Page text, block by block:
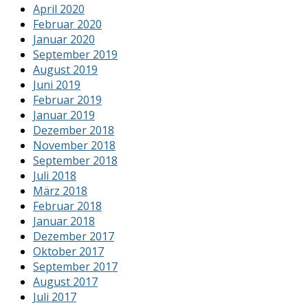
April 2020
Februar 2020
Januar 2020
September 2019
August 2019
Juni 2019
Februar 2019
Januar 2019
Dezember 2018
November 2018
September 2018
Juli 2018
März 2018
Februar 2018
Januar 2018
Dezember 2017
Oktober 2017
September 2017
August 2017
Juli 2017